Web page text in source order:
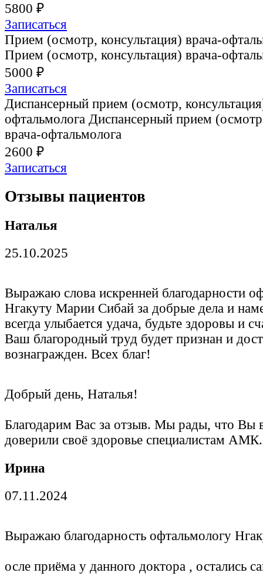
5800 ₽
Записаться
Прием (осмотр, консультация) врача-
Прием (осмотр, консультация) врача-
5000 ₽
Записаться
Диспансерный прием (осмотр,
офтальмолога Диспансерный прием
врача-офтальмолога
2600 ₽
Записаться
Отзывы пациентов
Наталья
25.10.2025
Выражаю слова искренней благодарности
Нгакуту Марии Сибай за добрые дела и
всегда улыбается удача, будьте здоровы и
Ваш благородный труд будет признан и
вознагражден. Всех благ!
Добрый день, Наталья!
Благодарим Вас за отзыв. Мы рады, что Вы
доверили своё здоровье специалистам АМК.
Ирина
07.11.2024
Выражаю благодарность офтальмологу
осле приёма у данного доктора , остались